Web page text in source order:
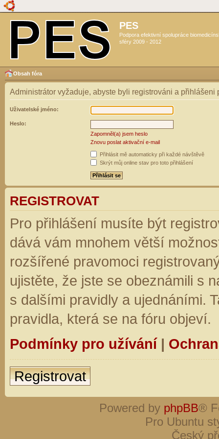
PES
Podpora efektivní spolupráce
sféry 2009 - 2012
Obsah fóra
Administrátor vyžaduje, abyste byli registrováni a přihlášeni
Uživatelské jméno:
Heslo:
Zapomněl(a) jsem heslo
Znovu poslat aktivační e-mail
Přihlásit mě automaticky při každé návštěvě
Skrýt můj online stav pro toto přihlášení
REGISTROVAT
Pro přihlášení musíte být
dává vám mnohem větší
rozšířené pravomoci
ujistěte, že jste se obeznámili s
s dalšími pravidly a ujednáními.
pravidla, která se na fóru objeví.
Podmínky pro užívání|
Registrovat
Powered by phpBB®
Pro Ubuntu
Český